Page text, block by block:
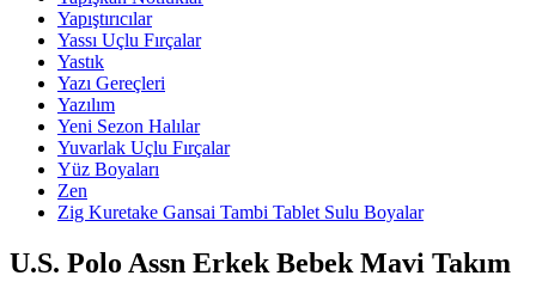
Yapıştırıcılar
Yassı Uçlu Fırçalar
Yastık
Yazı Gereçleri
Yazılım
Yeni Sezon Halılar
Yuvarlak Uçlu Fırçalar
Yüz Boyaları
Zen
​Zig Kuretake Gansai Tambi Tablet Sulu Boyalar
U.S. Polo Assn Erkek Bebek Mavi Takım